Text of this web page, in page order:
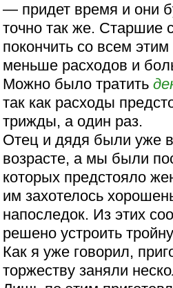
— придет время и они
точно так же. Старшие
покончить со всем
меньше расходов и
Можно было тратить
так как расходы
трижды, а один раз.
Отец и дядя были уже
возрасте, а мы были
которых предстояло
им захотелось
напоследок. Из этих
решено устроить
Как я уже говорил,
торжеству заняли